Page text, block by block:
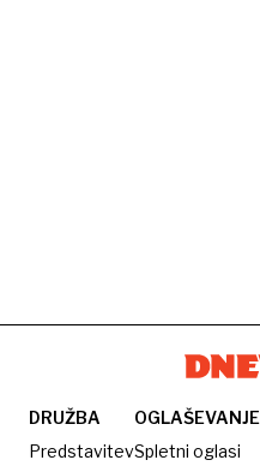
DRUŽBA
Predstavitev
OGLAŠEVANJE
Spletni oglasi